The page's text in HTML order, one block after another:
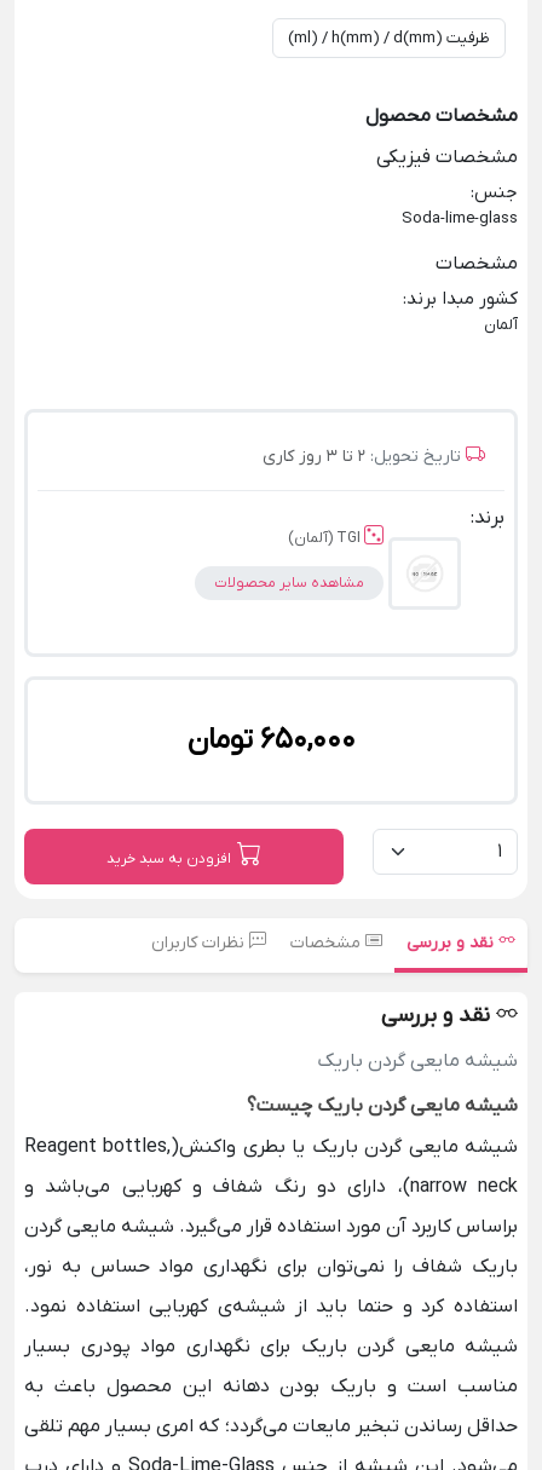
مشخصات محصول
مشخصات فیزیکی
جنس:
Soda-lime-glass
مشخصات
کشور مبدا برند:
آلمان
تاریخ تحویل: 2 تا 3 روز کاری
برند:
TGI (آلمان)
مشاهده سایر محصولات
650,000 تومان
افزودن به سبد خرید
نقد و بررسی مشخصات نظرات کاربران
نقد و بررسی
شیشه مایعی گردن‌ باریک
شیشه مایعی گردن‌ باریک چیست؟
شیشه مایعی گردن‌ باریک یا بطری واکنش(Reagent bottles,
narrow neck)، دارای دو رنگ شفاف و کهربایی می‌باشد و
براساس کاربرد آن مورد استفاده قرار می‌گیرد. شیشه مایعی گردن‌
باریک شفافرا نمی‌توان برای نگهداری مواد حساس به نور،
استفاده کرد و حتما باید از شیشه‌ی کهربایی استفاده نمود.
شیشه مایعی گردن‌ باریک برای نگهداری مواد پودری بسیار
مناسب است و باریک بودن دهانه این محصول باعث به
حداقل رساندن تبخیر مایعات می‌گردد؛ که امری بسیار مهم تلقی